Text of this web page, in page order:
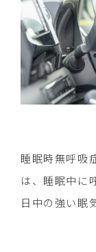
睡眠時無呼吸
は、睡眠中に
日中の強い眠